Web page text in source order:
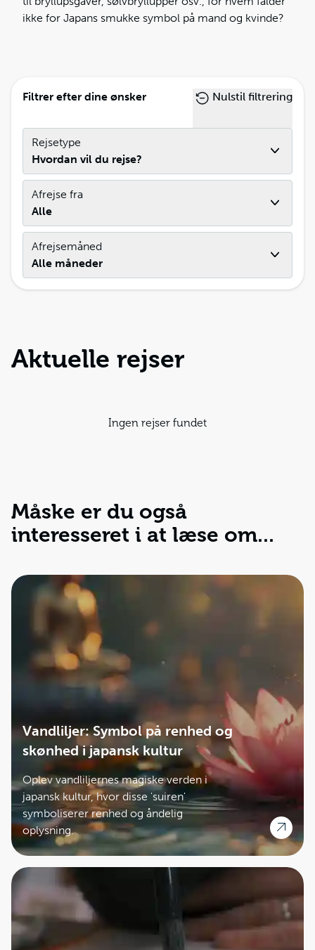
ikke for Japans smukke symbol på mand og kvinde?
Filtrer efter dine ønsker Nulstil filtrering
Rejsetype
Hvordan vil du rejse?
Afrejse fra
Alle
Afrejsemåned
Alle måneder
Aktuelle rejser
Ingen rejser fundet
Måske er du også
interesseret i at læse om...
Vandliljer: Symbol på renhed og
skønhed i japansk kultur
Oplev vandliljernes magiske verden i
japansk kultur, hvor disse 'suiren'
symboliserer renhed og åndelig
oplysning.